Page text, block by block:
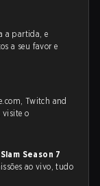
a partida, e
a seu favor e
Twitch and
visite o
Season 7
ao vivo, tudo